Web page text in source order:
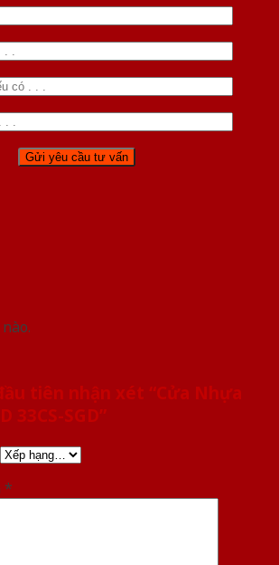
tiên nhận xét “Cửa Nhựa
33CS-SGD”
*